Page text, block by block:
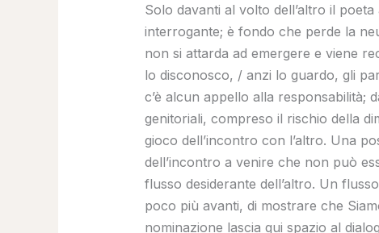
Solo davanti al volto dell’altro il
interrogante; è fondo che perde la
non si attarda ad emergere e viene
lo disconosco, / anzi lo guardo, gli
c’è alcun appello alla responsabilità;
genitoriali, compreso il rischio della
gioco dell’incontro con l’altro. Una
dell’incontro a venire che non può
flusso desiderante dell’altro. Un
poco più avanti, di mostrare che
nominazione lascia qui spazio al